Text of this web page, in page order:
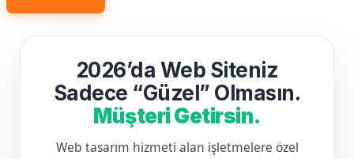
2026’da Web Siteniz
Sadece “Güzel” Olmasın.
Müşteri Getirsin.
Web tasarım hizmeti alan işletmelere özel